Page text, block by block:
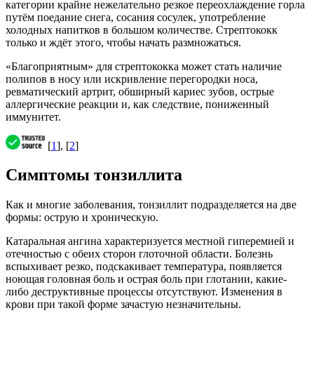
категории крайне нежелательно резкое переохлаждение горла
путём поедание снега, сосания сосулек, употребление
холодных напитков в большом количестве. Стрептококк
только и ждёт этого, чтобы начать размножаться.
«Благоприятным» для стрептококка может стать наличие
полипов в носу или искривление перегородки носа,
ревматический артрит, обширный кариес зубов, острые
аллергические реакции и, как следствие, пониженный
иммунитет.
[1], [2]
Симптомы тонзиллита
Как и многие заболевания, тонзиллит подразделяется на две
формы: острую и хроническую.
Катаральная ангина характеризуется местной гиперемией и
отечностью с обеих сторон глоточной области. Болезнь
вспыхивает резко, подскакивает температура, появляется
ноющая головная боль и острая боль при глотании, какие-
либо деструктивные процессы отсутствуют. Изменения в
крови при такой форме зачастую незначительны.